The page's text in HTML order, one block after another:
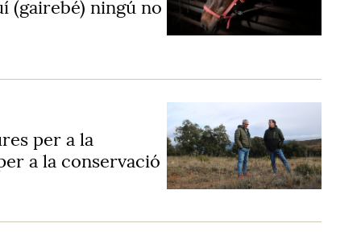
(gairebé) ningú no
per a la
a la conservació